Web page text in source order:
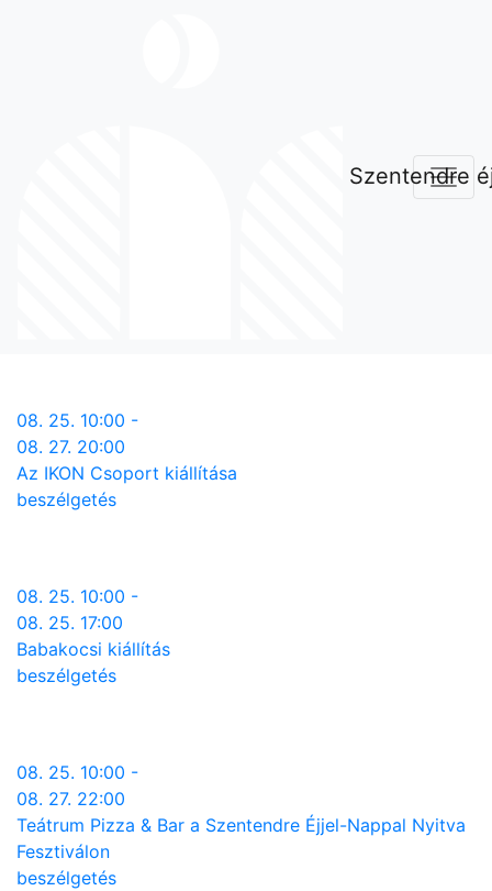
Szentendre
08. 25. 10:00 -
08. 27. 20:00
Az IKON Csoport kiállítása
beszélgetés
08. 25. 10:00 -
08. 25. 17:00
Babakocsi kiállítás
beszélgetés
08. 25. 10:00 -
08. 27. 22:00
Teátrum Pizza & Bar a Szentendre Éjjel-Nappal Nyitva
Fesztiválon
beszélgetés